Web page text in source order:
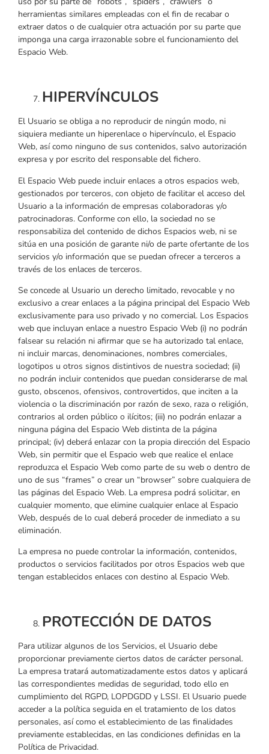
herramientas similares empleadas con el fin de recabar o
extraer datos o de cualquier otra actuación por su parte que
imponga una carga irrazonable sobre el funcionamiento del
Espacio Web.
HIPERVÍNCULOS
El Usuario se obliga a no reproducir de ningún modo, ni
siquiera mediante un hiperenlace o hipervínculo, el Espacio
Web, así como ninguno de sus contenidos, salvo autorización
expresa y por escrito del responsable del fichero.
El Espacio Web puede incluir enlaces a otros espacios web,
gestionados por terceros, con objeto de facilitar el acceso del
Usuario a la información de empresas colaboradoras y/o
patrocinadoras. Conforme con ello, la sociedad no se
responsabiliza del contenido de dichos Espacios web, ni se
sitúa en una posición de garante ni/o de parte ofertante de los
servicios y/o información que se puedan ofrecer a terceros a
través de los enlaces de terceros.
Se concede al Usuario un derecho limitado, revocable y no
exclusivo a crear enlaces a la página principal del Espacio Web
exclusivamente para uso privado y no comercial. Los Espacios
web que incluyan enlace a nuestro Espacio Web (i) no podrán
falsear su relación ni afirmar que se ha autorizado tal enlace,
ni incluir marcas, denominaciones, nombres comerciales,
logotipos u otros signos distintivos de nuestra sociedad; (ii)
no podrán incluir contenidos que puedan considerarse de mal
gusto, obscenos, ofensivos, controvertidos, que inciten a la
violencia o la discriminación por razón de sexo, raza o religión,
contrarios al orden público o ilícitos; (iii) no podrán enlazar a
ninguna página del Espacio Web distinta de la página
principal; (iv) deberá enlazar con la propia dirección del Espacio
Web, sin permitir que el Espacio web que realice el enlace
reproduzca el Espacio Web como parte de su web o dentro de
uno de sus “frames” o crear un “browser” sobre cualquiera de
las páginas del Espacio Web. La empresa podrá solicitar, en
cualquier momento, que elimine cualquier enlace al Espacio
Web, después de lo cual deberá proceder de inmediato a su
eliminación.
La empresa no puede controlar la información, contenidos,
productos o servicios facilitados por otros Espacios web que
tengan establecidos enlaces con destino al Espacio Web.
PROTECCIÓN DE DATOS
Para utilizar algunos de los Servicios, el Usuario debe
proporcionar previamente ciertos datos de carácter personal.
La empresa tratará automatizadamente estos datos y aplicará
las correspondientes medidas de seguridad, todo ello en
cumplimiento del RGPD, LOPDGDD y LSSI. El Usuario puede
acceder a la política seguida en el tratamiento de los datos
personales, así como el establecimiento de las finalidades
previamente establecidas, en las condiciones definidas en la
Política de Privacidad.